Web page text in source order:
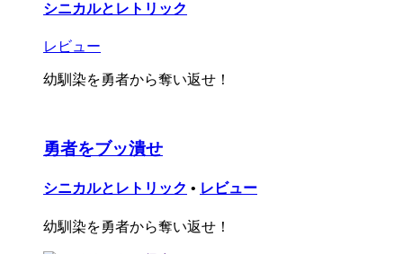
シニカルとレトリック
レビュー
幼馴染を勇者から奪い返せ！
勇者をブッ潰せ
シニカルとレトリック • レビュー
幼馴染を勇者から奪い返せ！